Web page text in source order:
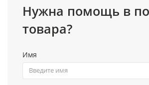
Нужна помощь в
товара?
Имя